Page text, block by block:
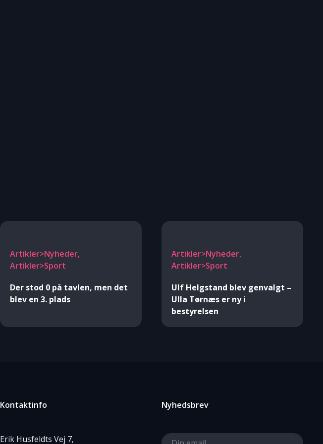
Artikler>Nyheder,
Artikler>Sport
Der stod 0 på tavlen, men det
blev en 3. plads
Artikler>Nyheder,
Artikler>Sport
Ulf Helgstand blev genvalgt –
Ulla Tørnæs er ny i
bestyrelsen
Kontaktinfo Nyhedsbrev
Erik Husfeldts Vej 7,